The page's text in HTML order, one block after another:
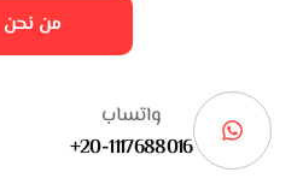
من نحن
واتساب
20-1117688016+